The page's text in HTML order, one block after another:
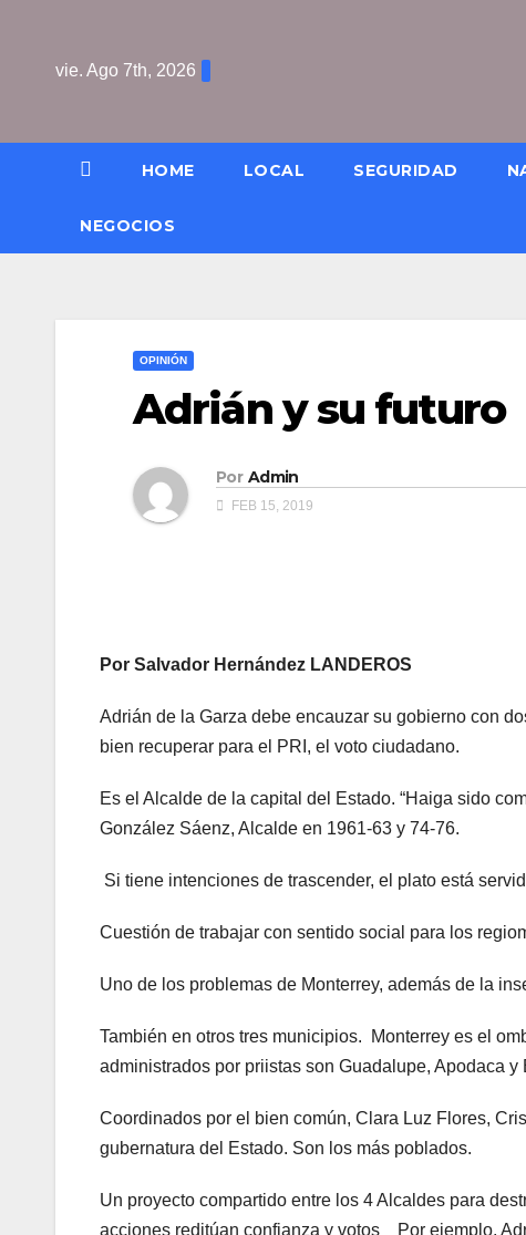
contenido
vie. Ago 7th, 2026
HOME LOCAL SEGURIDAD
NEGOCIOS
OPINIÓN
Adrián y su futuro
Por Admin
FEB 15, 2019
Por Salvador Hernández LANDEROS
Adrián de la Garza debe encauzar su gobierno con
bien recuperar para el PRI, el voto ciudadano.
Es el Alcalde de la capital del Estado. “Haiga sido
González Sáenz, Alcalde en 1961-63 y 74-76.
Si tiene intenciones de trascender, el plato está
Cuestión de trabajar con sentido social para los
Uno de los problemas de Monterrey, además de la
También en otros tres municipios. Monterrey es el
administrados por priistas son Guadalupe, Apodaca y
Coordinados por el bien común, Clara Luz Flores,
gubernatura del Estado. Son los más poblados.
Un proyecto compartido entre los 4 Alcaldes para
acciones reditúan confianza y votos Por ejemplo,